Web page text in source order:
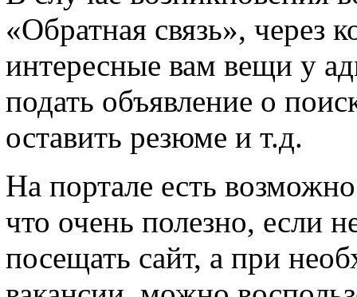
«Обратная связь», через
интересные вам вещи у
подать объявление о
оставить резюме и т.д.
На портале есть
что очень полезно, если
посещать сайт, а при